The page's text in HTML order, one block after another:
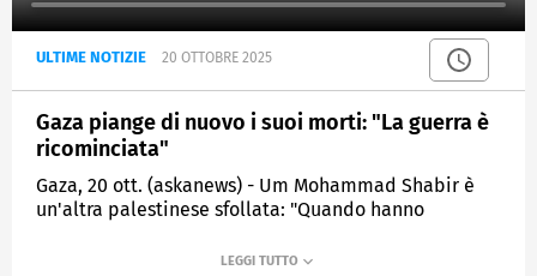
ULTIME NOTIZIE 20 OTTOBRE 2025
Gaza piange di nuovo i suoi morti: "La guerra è
ricominciata"
Gaza, 20 ott. (askanews) - Um Mohammad Shabir è
un'altra palestinese sfollata: "Quando hanno
sicuro e abbiamo detto: 'Grazie a Dio, la guerra è